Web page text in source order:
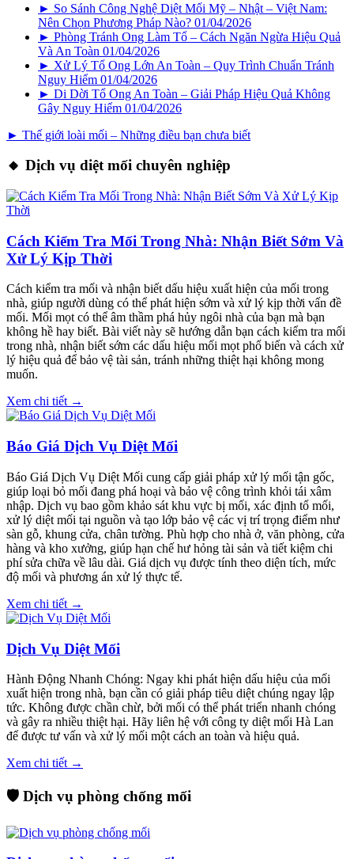
► So Sánh Công Nghệ Diệt Mối Mỹ – Nhật – Việt Nam:
Nên Chọn Phương Pháp Nào? 01/04/2026
► Phòng Tránh Ong Làm Tổ – Cách Ngăn Ngừa Hiệu Quả
Và An Toàn 01/04/2026
► Xử Lý Tổ Ong Lớn An Toàn – Quy Trình Chuẩn Tránh
Nguy Hiểm 01/04/2026
► Di Dời Tổ Ong An Toàn – Giải Pháp Hiệu Quả Không
Gây Nguy Hiểm 01/04/2026
► Thế giới loài mối – Những điều bạn chưa biết
🔸 Dịch vụ diệt mối chuyên nghiệp
Cách Kiểm Tra Mối Trong Nhà: Nhận Biết Sớm Và
Xử Lý Kịp Thời
Cách kiểm tra mối và nhận biết dấu hiệu xuất hiện của mối trong
nhà, giúp người dùng có thể phát hiện sớm và xử lý kịp thời vấn đề
mối. Mối mọt có thể âm thầm phá hủy ngôi nhà của bạn mà bạn
không hề hay biết. Bài viết này sẽ hướng dẫn bạn cách kiểm tra mối
trong nhà, nhận biết sớm các dấu hiệu mối mọt phổ biến và cách xử
lý hiệu quả để bảo vệ tài sản, tránh những thiệt hại không mong
muốn.
Xem chi tiết →
Báo Giá Dịch Vụ Diệt Mối
Báo Giá Dịch Vụ Diệt Mối cung cấp giải pháp xử lý mối tận gốc,
giúp loại bỏ mối đang phá hoại và bảo vệ công trình khỏi tái xâm
nhập. Dịch vụ bao gồm khảo sát khu vực bị mối, xác định tổ mối,
xử lý diệt mối tại nguồn và tạo lớp bảo vệ các vị trí trọng điểm như
sàn gỗ, khung cửa, chân tường. Phù hợp cho nhà ở, văn phòng, cửa
hàng và kho xưởng, giúp hạn chế hư hỏng tài sản và tiết kiệm chi
phí sửa chữa về lâu dài. Giá dịch vụ được tính theo diện tích, mức
độ mối và phương án xử lý thực tế.
Xem chi tiết →
Dịch Vụ Diệt Mối
Hành Động Nhanh Chóng: Ngay khi phát hiện dấu hiệu của mối
xuất hiện trong nhà, bạn cần có giải pháp tiêu diệt chúng ngay lập
tức. Không được chần chừ, bởi mối có thể phát triển nhanh chóng
và gây ra nhiều thiệt hại. Hãy liên hệ với công ty diệt mối Hà Lan
để được tư vấn và xử lý mối một cách an toàn và hiệu quả.
Xem chi tiết →
🛡️ Dịch vụ phòng chống mối